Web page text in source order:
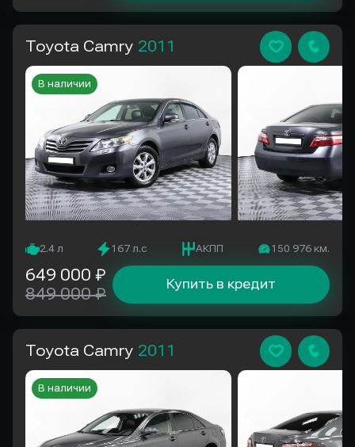
Toyota Camry 2011
2.4 л 167 л.с АКПП 150 976 км.
В наличии
Купить в кредит
649 000 ₽
849 000 ₽
Toyota Camry 2011
В наличии